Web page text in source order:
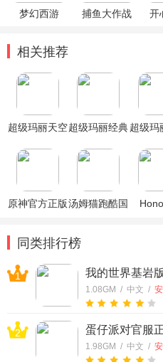
梦幻西游 捕鱼大作战 开
相关推荐
超级玛丽天空超级玛丽经典
生命
超级玛
原神官方正版汤姆猫跑酷国
同类排行榜
1 我的世界基岩
1.08GM / 中文 /
2 蛋仔派对官服
1.98GM / 中文 /